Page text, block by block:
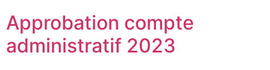
Approbation compte
administratif 2023